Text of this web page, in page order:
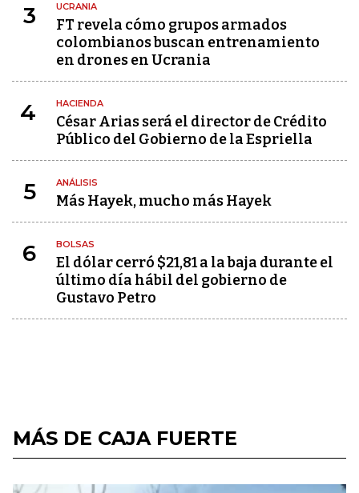
3 UCRANIA
FT revela cómo grupos armados
colombianos buscan entrenamiento
en drones en Ucrania
4 HACIENDA
César Arias será el director de Crédito
Público del Gobierno de la Espriella
5 ANÁLISIS
Más Hayek, mucho más Hayek
6 BOLSAS
El dólar cerró $21,81 a la baja durante el
último día hábil del gobierno de
Gustavo Petro
MÁS DE CAJA FUERTE